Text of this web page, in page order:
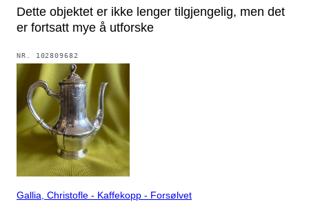
Dette objektet er ikke lenger tilgjengelig, men det
er fortsatt mye å utforske
NR. 102809682
Gallia, Christofle - Kaffekopp - Forsølvet